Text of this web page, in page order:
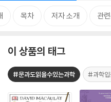
목차 저자 소개 관
이 상품의 태그
#문과도읽을수있는과학 #과학입